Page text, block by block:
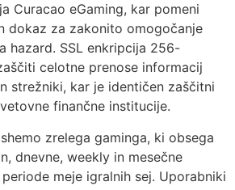
Curacao eGaming, kar pomeni
dokaz za zakonito omogočanje
hazard. SSL enkripcija 256-
celotne prenose informacij
strežniki, kar je identičen zaščitni
finančne institucije.
zrelega gaminga, ki obsega
dnevne, weekly in mesečne
meje igralnih sej. Uporabniki